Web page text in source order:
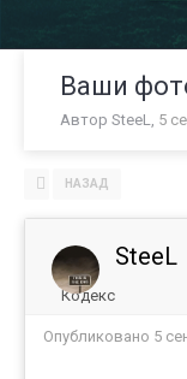
Ваши
Автор SteeL, 5
НАЗАД
SteeL
Кодекс
Опубликовано 5